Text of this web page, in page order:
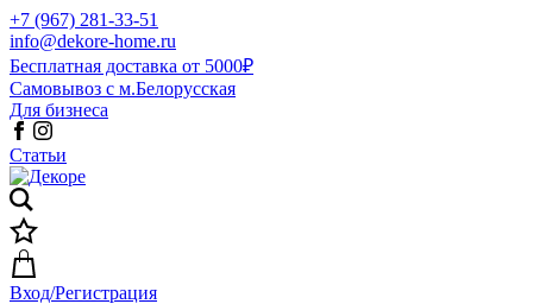
+7 (967) 281-33-51
info@dekore-home.ru
Бесплатная доставка от 5000₽
Самовывоз с м.Белорусская
Для бизнеса
Статьи
Вход/Регистрация